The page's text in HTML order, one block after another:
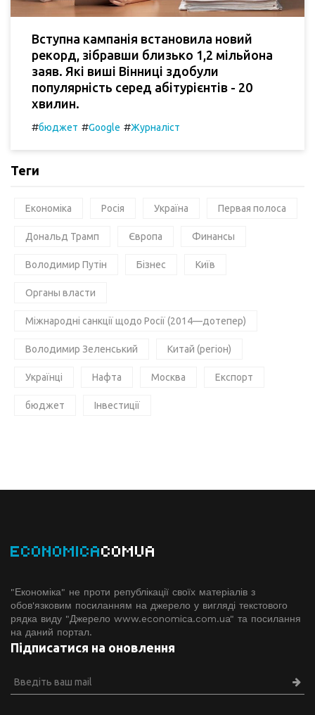
Вступна кампанія встановила новий
рекорд, зібравши близько 1,2 мільйона
заяв. Які виші Вінниці здобули
популярність серед абітурієнтів - 20
хвилин.
#бюджет #Google #Журналіст
Теги
Економіка Росія Україна Первая полоса
Дональд Трамп Європа Финансы
Володимир Путін Бізнес Київ
Органы власти
Міжнародні санкції щодо Росії (2014—дотепер)
Володимир Зеленський Китай (регіон)
Українці Нафта Москва Експорт
бюджет Інвестиції
ECONOMICACOMUA
"Економіка" не проти републікації своїх матеріалів з
обов'язковим посиланням на джерело у вигляді текстового
рядка виду "Джерело www.economiсa.com.ua" та посилання
на даний портал.
Підписатися на оновлення